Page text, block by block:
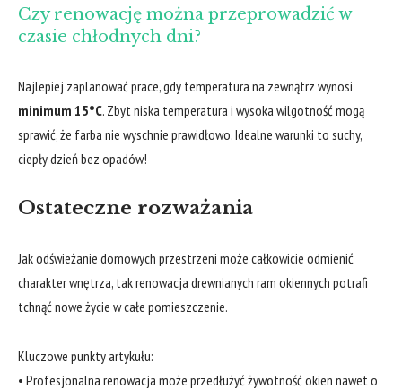
Czy renowację⁣ można ⁤przeprowadzić w
czasie chłodnych dni?
Najlepiej zaplanować prace, gdy temperatura⁢ na zewnątrz wynosi
minimum 15°C. Zbyt niska temperatura ⁣i wysoka wilgotność mogą
sprawić, że farba nie ​wyschnie prawidłowo.‍ Idealne⁤ warunki to​ suchy,
ciepły dzień bez opadów!
Ostateczne rozważania
Jakodświeżanie domowych przestrzeni może ​całkowicie odmienić
charakter wnętrza, tak renowacja drewnianych ram okiennych potrafi
tchnąć nowe⁤ życie w całe pomieszczenie.
Kluczowe ‌punkty‍ artykułu:
• Profesjonalna renowacja może ⁣przedłużyć żywotność okien nawet o